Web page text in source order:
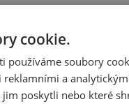
cookie.
používáme soubory
reklamními a
poskytli nebo které